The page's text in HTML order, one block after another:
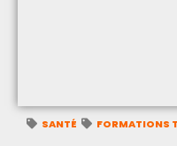
SANTÉ FORMATIONS